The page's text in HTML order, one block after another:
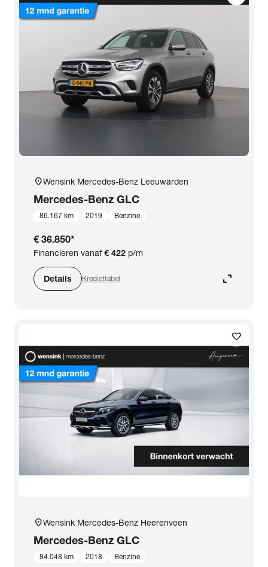
location_onWensink Mercedes-Benz Leeuwarden
Mercedes-Benz GLC
86.167 km 2019 Benzine
€ 36.850*
Financieren vanaf€ 422 p/m
Details Krediettabel expand_content
favorite
location_onWensink Mercedes-Benz Heerenveen
Mercedes-Benz GLC
84.048 km 2018 Benzine